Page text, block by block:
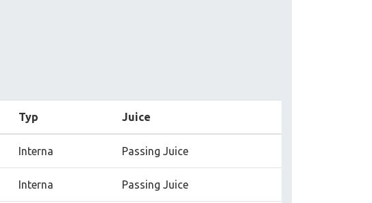
Typ Juice
Interna Passing Juice
Interna Passing Juice